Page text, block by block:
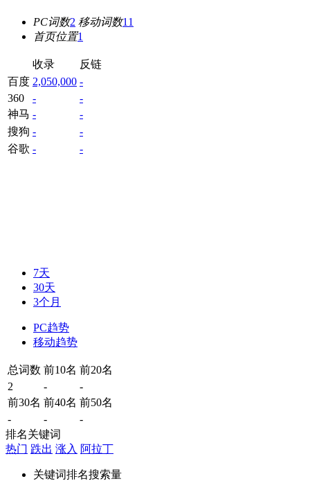
PC词数2 移动词数11
首页位置1
收录
反链
百度 2,050,000 -
360
-
-
神马 -
-
搜狗 -
-
谷歌 - -
7天
30天
3个月
PC趋势
移动趋势
总词数 前10名 前20名
2
-
-
前30名 前40名 前50名
-
-
-
排名关键词
热门 跌出 涨入 阿拉丁
关键词排名搜索量